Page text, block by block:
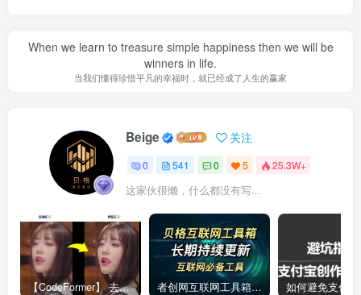
When we learn to treasure simple happiness then we will be
winners in life.
当我们懂得珍惜平凡的幸福时，就已经成了人生的赢家
Beige 关注
0 541 0 5 25.3W+
这家伙很懒，什么都没有写...
【CodeFormer】 去马赛克神器 者创网互联网工具箱合集